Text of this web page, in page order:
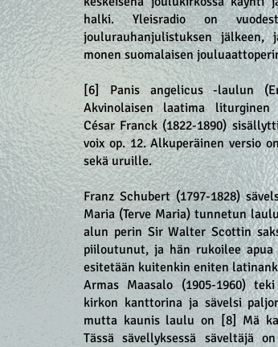
halki. Yleisradio on
joulurauhanjulistuksen
monen suomalaisen
[6] Panis angelicus -laulun
Akvinolaisen laatima liturginen
César Franck (1822-1890)
voix op. 12. Alkuperäinen versio
sekä uruille.
Franz Schubert (1797-1828)
Maria (Terve Maria) tunnetun
alun perin Sir Walter Scottin
piiloutunut, ja hän rukoilee
esitetään kuitenkin eniten
Armas Maasalo (1905-1960)
kirkon kanttorina ja sävelsi
mutta kaunis laulu on [8] Mä
Tässä sävellyksessä säveltäjä